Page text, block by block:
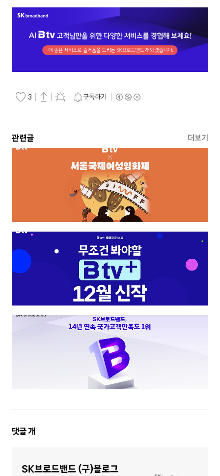
3 구독하기
관련글 더보기
댓
댓글개
SK브로드밴드 (구)블로그